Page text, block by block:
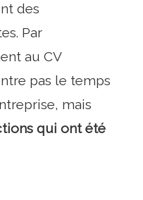
des
Par
au CV
pas le temps
mais
qui ont été